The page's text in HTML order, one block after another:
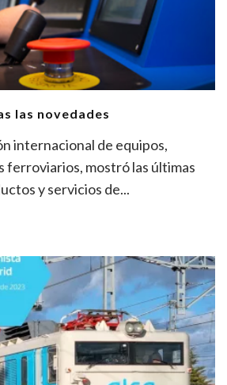
las novedades
internacional de equipos,
ferroviarios, mostró las últimas
y servicios de...